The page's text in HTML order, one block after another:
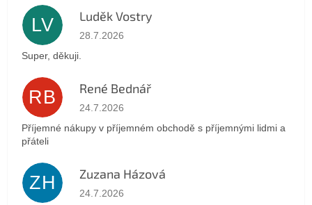
LV Luděk Vostry
Hodnotenie obchodu je 5 z 5 hviezdičiek.
28.7.2026
Super, děkuji.
RB René Bednář
Hodnotenie obchodu je 5 z 5 hviezdičiek.
24.7.2026
Příjemné nákupy v příjemném obchodě s příjemnými lidmi a
přáteli
ZH Zuzana Házová
Hodnotenie obchodu je 5 z 5 hviezdičiek.
24.7.2026